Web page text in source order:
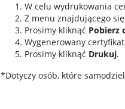
W celu wydrukowania
Z menu znajdującego
Prosimy kliknąć Pobierz
Wygenerowany
Prosimy kliknąć Drukuj.
*Dotyczy osób, które